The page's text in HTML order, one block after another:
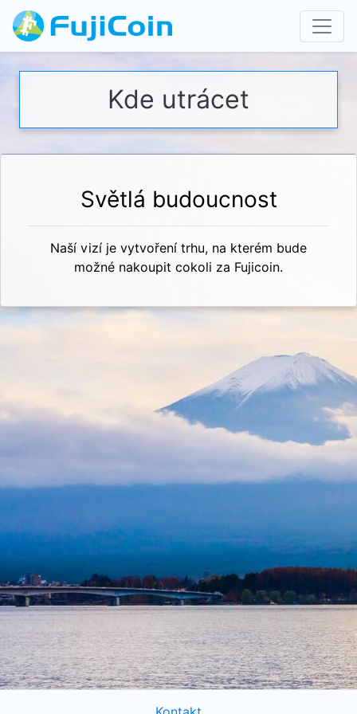
Kde utrácet
Světlá budoucnost
Naší vizí je vytvoření trhu, na kterém bude
možné nakoupit cokoli za Fujicoin.